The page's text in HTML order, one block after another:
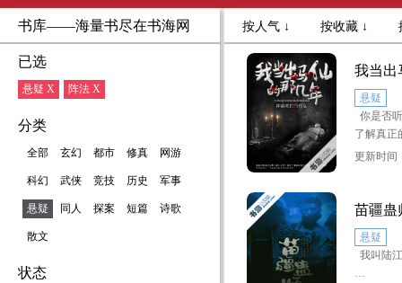
书库——海量书尽在书海网
已选
悬疑 X 阵法 X
分类
全部 玄幻 都市 修真 网游
科幻 武侠 竞技 历史 军事
悬疑 同人 探案 短篇 诗歌
散文
状态
按人气 ↓ 按收藏 ↓
我当出
悬疑
你是否
了解真正
你们进入
更新时间
苗疆蛊
悬疑
我叫陆